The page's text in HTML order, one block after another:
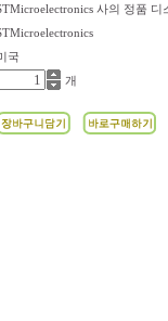
사의 정품
국
개